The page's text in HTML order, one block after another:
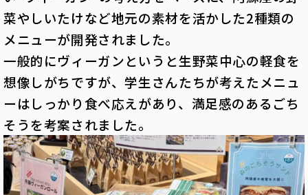
菜やしいたけなど地元の素材を活かした2種類の
メニューが開発されました。
一般的にヴィーガンというと生野菜中心の軽食を
想像しがちですが、学生さんたちが考えたメニュ
ーはしっかり食べ応えがあり、満足感のあるごち
そうを考案されました。